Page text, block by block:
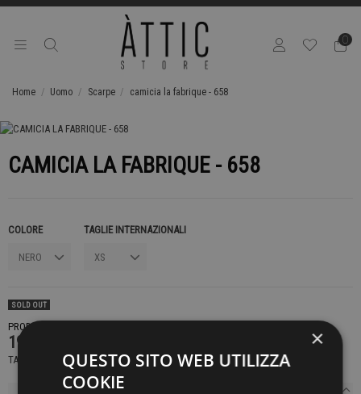
0
Home Uomo Scarpe camicia la fabrique - 658
CAMICIA LA FABRIQUE - 658
COLORE TAGLIE INTERNAZIONALI
SOLD OUT
PRODOTTO NON DISPONIBILE CONTATTACI PER SAPERE DI PIÙ
199,00 €
TASSE INCLUSE
×
QUESTO SITO WEB UTILIZZA
COOKIE